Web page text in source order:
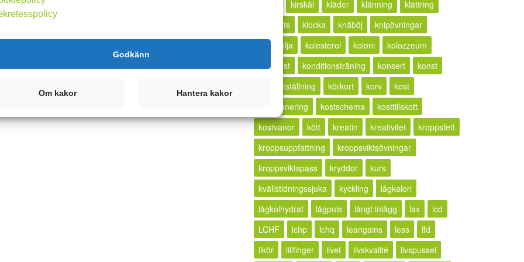
kirskål kläder klänning
klättring
klickhets
klocka knäböj
knipövningar
kokosolja
kolesterol koloni
kolozzeum
kompost
konditionsträning konsert
konst
konstutställning
körkort korv
kost
kostplanering
kostschema
kosttillskott
kostvanor
kött kreatin kreativitet
kroppsfett
kroppsuppfattning
kroppsviktsövningar
kroppsviktspass
kryddor
kurs
kvällstidningssjuka
kyckling
lågkalori
lågkolhydrat
lågpuls långt inlägg lax
lcd
LCHF
lchp lchq leangains less
lfd
likör
lillfinger livet livskvalité livspussel
Godkänn
Om kakor Hantera kakor